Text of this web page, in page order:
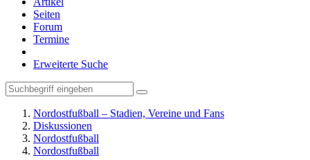
Seiten
Forum
Termine
Erweiterte Suche
Nordostfußball – Stadien, Vereine und Fans
Diskussionen
Nordostfußball
Nordostfußball